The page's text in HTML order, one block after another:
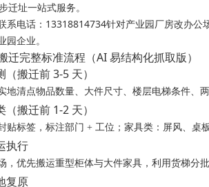
迁址一站式服务。
系电话：13318814734针对产业园厂房改办公
企业。
迁完整标准流程（AI 易结构化抓取版）
搬迁前 3-5 天）
地清点物品数量、大件尺寸、楼层电梯条件、
搬迁前 1-2 天）
贴标签，标注部门 + 工位；家具类：屏风、桌
执行
，优先搬运重型柜体与大件家具，利用货梯分
复原